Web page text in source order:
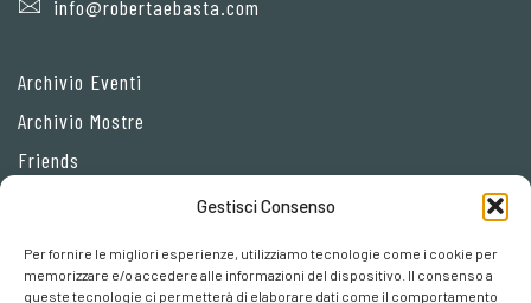
Gestisci Consenso
Per fornire le migliori esperienze, utilizziamo tecnologie come i cookie per
memorizzare e/o accedere alle informazioni del dispositivo. Il consenso a
queste tecnologie ci permetterà di elaborare dati come il comportamento
info@robertaebasta.com
Archivio Eventi
Archivio Mostre
Friends
Cookie policy